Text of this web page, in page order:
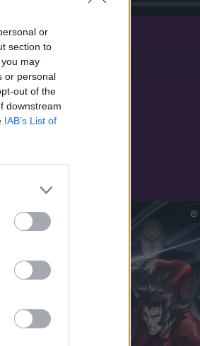
or
section to
may
or personal
out of the
downstream
IAB’s List of
SOROZAT